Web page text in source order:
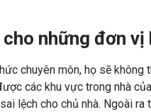
những đơn
chuyên môn, họ sẽ
các khu vực trong nhà
lệch cho chủ nhà. Ngoài